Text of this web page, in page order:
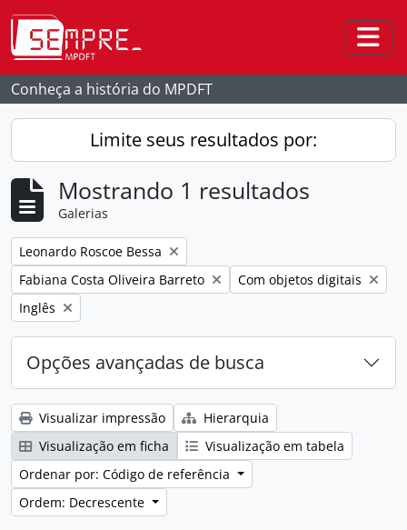
Skip to main content
Conheça a história do MPDFT
Limite seus resultados por:
Mostrando 1 resultados
Galerias
Remover filtro:
Leonardo Roscoe Bessa
Remover filtro:
Fabiana Costa Oliveira Barreto Remover filtro:
Com objetos digitais
Remover filtro:
Inglês
Opções avançadas de busca
Visualizar impressão
Hierarquia
Visualização em ficha
Visualização em tabela
Ordenar por: Código de referência
Ordem: Decrescente